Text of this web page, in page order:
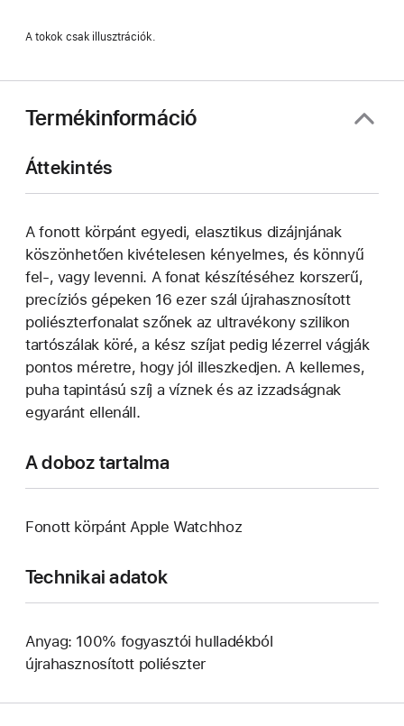
A tokok csak illusztrációk.
Termékinformáció
Áttekintés
A fonott körpánt egyedi, elasztikus dizájnjának
köszönhetően kivételesen kényelmes, és könnyű
fel-, vagy levenni. A fonat készítéséhez korszerű,
precíziós gépeken 16 ezer szál újrahasznosított
poliészterfonalat szőnek az ultravékony szilikon
tartószálak köré, a kész szíjat pedig lézerrel vágják
pontos méretre, hogy jól illeszkedjen. A kellemes,
puha tapintású szíj a víznek és az izzadságnak
egyaránt ellenáll.
A doboz tartalma
Fonott körpánt Apple Watchhoz
Technikai adatok
Anyag: 100% fogyasztói hulladékból
újrahasznosított poliészter